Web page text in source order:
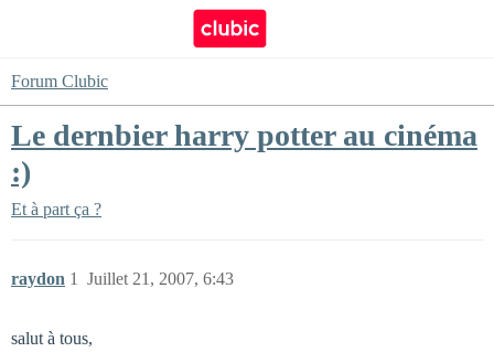
Forum Clubic
Le dernbier harry potter au cinéma
:)
Et à part ça ?
raydon Juillet 21, 2007, 6:43
1
salut à tous,